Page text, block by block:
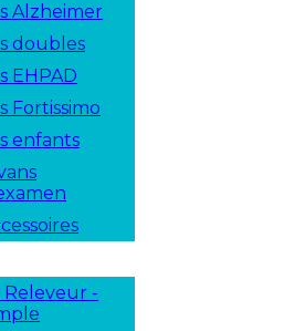
Alzheimer
doubles
EHPAD
Fortissimo
enfants
Releveur -